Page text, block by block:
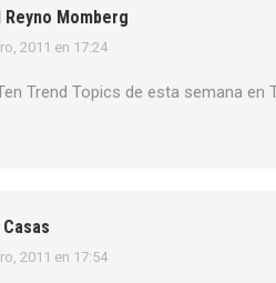
Reyno Momberg
2011 en 17:24
Trend Topics de esta semana
2011 en 17:54